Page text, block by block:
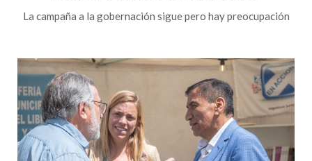
La campaña a la gobernación sigue pero hay preocupación